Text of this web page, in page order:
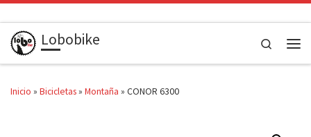
Saltar al contenido
Lobobike
Search
Inicio » Bicicletas» Montaña » CONOR 6300